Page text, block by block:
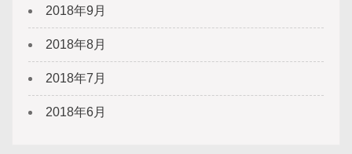
2018年9月
2018年8月
2018年7月
2018年6月